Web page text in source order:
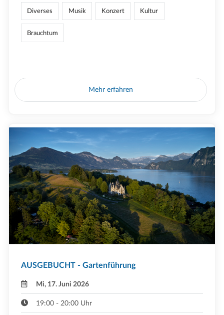
Diverses Musik Konzert Kultur
Brauchtum
Mehr erfahren
AUSGEBUCHT - Gartenführung
Mi, 17. Juni 2026
19:00 - 20:00 Uhr